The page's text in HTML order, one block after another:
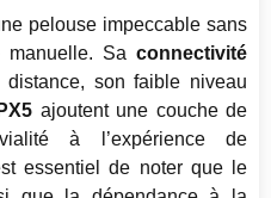
pelouse impeccable sans
manuelle. Sa connectivité
son faible niveau
ajoutent une couche de
à l’expérience de
essentiel de noter que le